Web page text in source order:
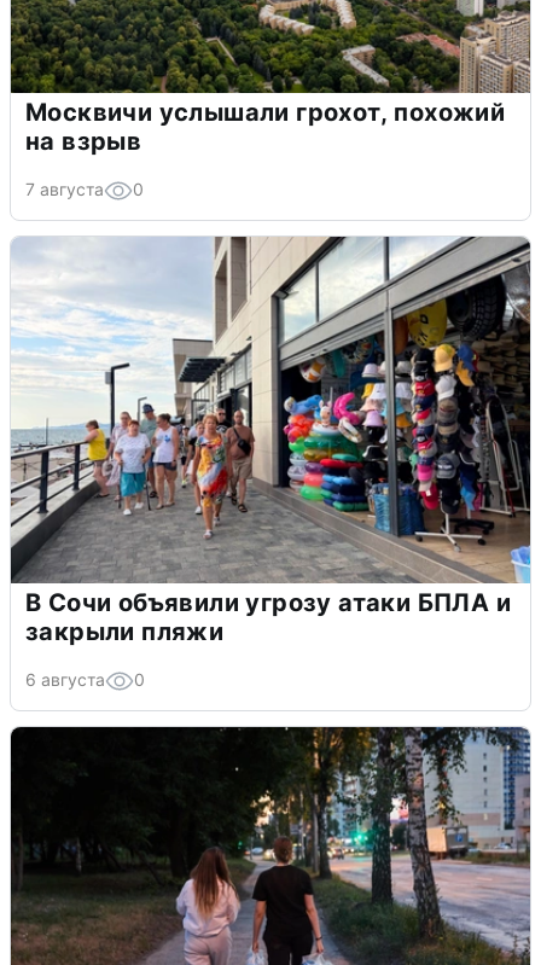
Москвичи услышали грохот, похожий
на взрыв
7 августа 0
В Сочи объявили угрозу атаки БПЛА и
закрыли пляжи
6 августа 0